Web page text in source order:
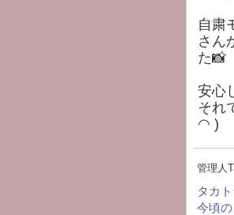
自粛
さん
た📸
安心
それ
◠ )
管理人
タカ
今頃